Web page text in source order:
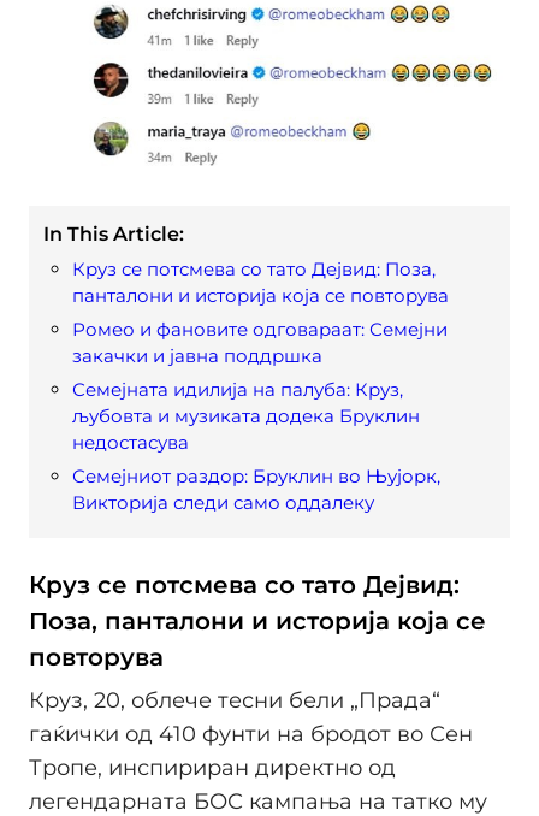
In This Article:
Круз се потсмева со тато Дејвид: Поза,
панталони и историја која се повторува
Ромео и фановите одговараат: Семејни
закачки и јавна поддршка
Семејната идилија на палуба: Круз,
љубовта и музиката додека Бруклин
недостасува
Семејниот раздор: Бруклин во Њујорк,
Викторија следи само оддалеку
Круз се потсмева со тато Дејвид:
Поза, панталони и историја која се
повторува
Круз, 20, облече тесни бели „Прада“
гаќички од 410 фунти на бродот во Сен
Тропе, инспириран директно од
легендарната БОС кампања на татко му